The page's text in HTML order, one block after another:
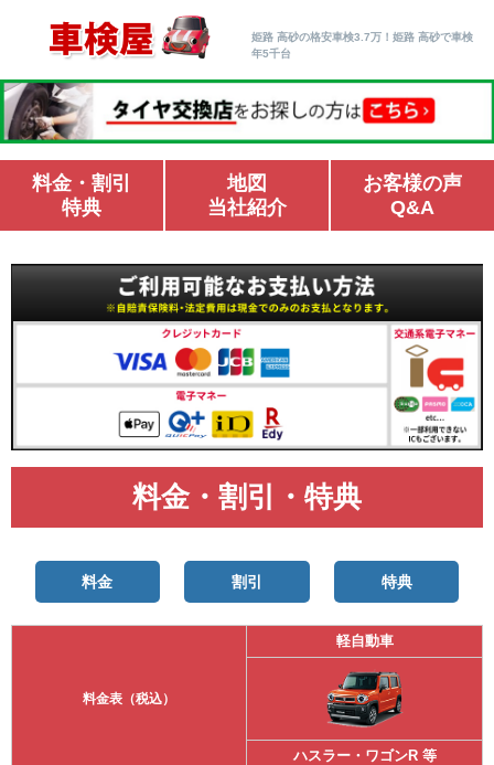
姫路 高砂の格安車検3.7万！姫路 高砂で車検
年5千台
料金・割引
特典
地図
当社紹介
お客様の声
Q&A
料金・割引・特典
料金 割引 特典
料金表（税込）
軽自動車
ハスラー・ワゴンR 等